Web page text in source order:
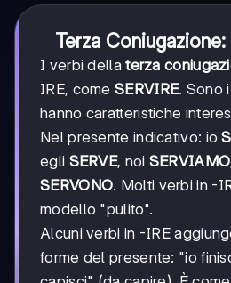
Terza
I verbi dellaterza
IRE, comeSERVIRE. Sono
hanno caratteristiche
Nel presente indicativo: io
egli SERVE, noi SERVIAMO
SERVONO. Molti verbi in -
modello "pulito".
Alcuni verbi in -IRE
forme del presente: "io